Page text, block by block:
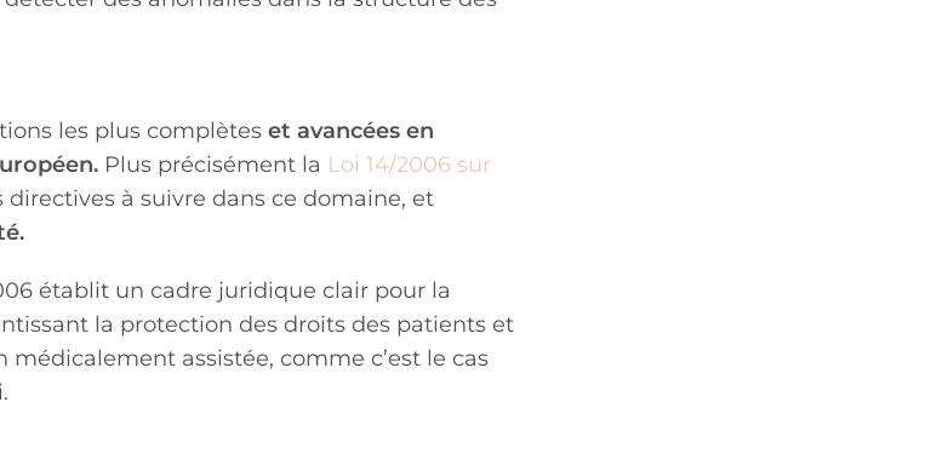
les plus complètes et avancées en
Plus précisément la Loi 14/2006 sur
directives à suivre dans ce domaine, et
établit un cadre juridique clair pour la
la protection des droits des patients et
assistée, comme c’est le cas